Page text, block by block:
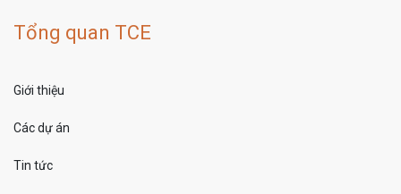
Tổng quan TCE
Giới thiệu
Các dự án
Tin tức